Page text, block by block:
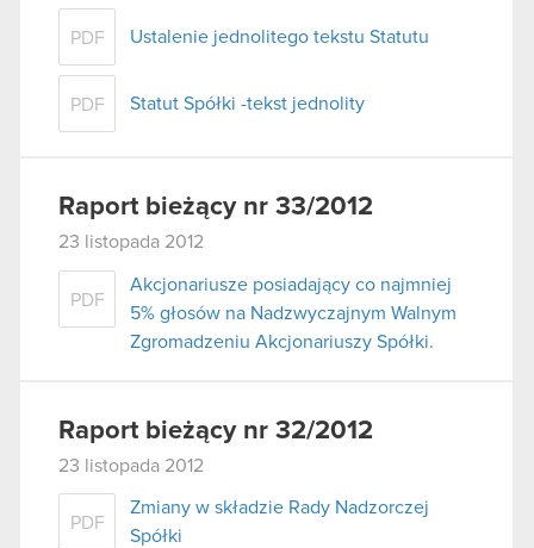
PDF Ustalenie jednolitego tekstu Statutu
PDF Statut Spółki -tekst jednolity
Raport bieżący nr 33/2012
23 listopada 2012
PDF
Akcjonariusze posiadający co najmniej
5% głosów na Nadzwyczajnym Walnym
Zgromadzeniu Akcjonariuszy Spółki.
Raport bieżący nr 32/2012
23 listopada 2012
PDF
Zmiany w składzie Rady Nadzorczej
Spółki